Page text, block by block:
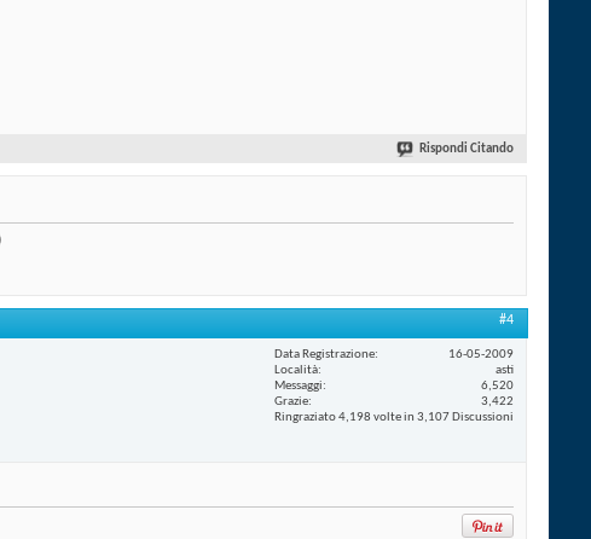
Rispondi Citando
#4
Data Registrazione
16-05-2009
Località
asti
Messaggi
6,520
Grazie
3,422
Ringraziato 4,198 volte in 3,107 Discussioni